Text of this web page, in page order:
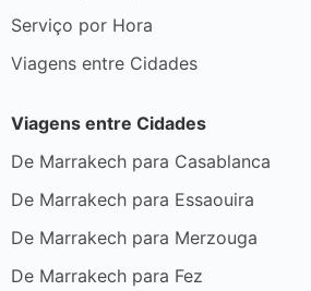
Serviço por Hora
Viagens entre Cidades
Viagens entre Cidades
De Marrakech para Casablanca
De Marrakech para Essaouira
De Marrakech para Merzouga
De Marrakech para Fez